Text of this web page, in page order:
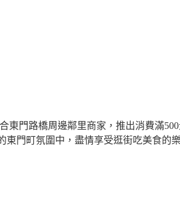
東門路橋周邊鄰里商家，推出消費滿500
門町氛圍中，盡情享受逛街吃美食的